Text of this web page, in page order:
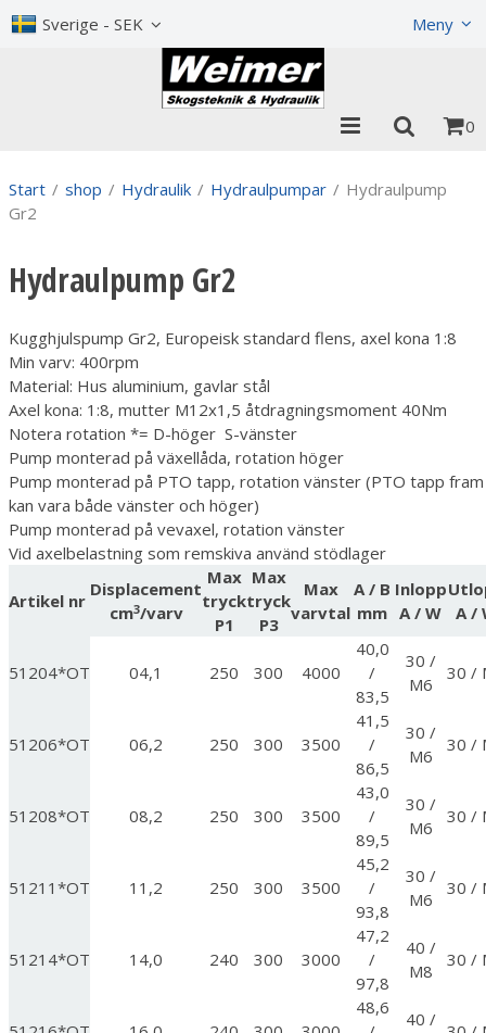
Sverige - SEK Meny
0
Start / shop / Hydraulik / Hydraulpumpar / Hydraulpump
Gr2
Hydraulpump Gr2
Kugghjulspump Gr2, Europeisk standard flens, axel kona 1:8
Min varv: 400rpm
Material: Hus aluminium, gavlar stål
Axel kona: 1:8, mutter M12x1,5 åtdragningsmoment 40Nm
Notera rotation *= D-höger S-vänster
Pump monterad på växellåda, rotation höger
Pump monterad på PTO tapp, rotation vänster (PTO tapp fram
kan vara både vänster och höger)
Pump monterad på vevaxel, rotation vänster
Vid axelbelastning som remskiva använd stödlager
Artikel nr
Displacement
cm3/varv
Max
tryck
P1
Max
tryck
P3
Max
varvtal
A / B
mm
Inlopp
A / W
A /
51204*OT 04,1 250 300 4000
40,0
/
83,5
30 /
M6
30 /
51206*OT 06,2 250 300 3500
41,5
/
86,5
30 /
M6
30 /
51208*OT 08,2 250 300 3500
43,0
/
89,5
30 /
M6
30 /
51211*OT 11,2 250 300 3500
45,2
/
93,8
30 /
M6
30 /
51214*OT 14,0 240 300 3000
47,2
/
97,8
40 /
M8
30 /
48,6
40 /